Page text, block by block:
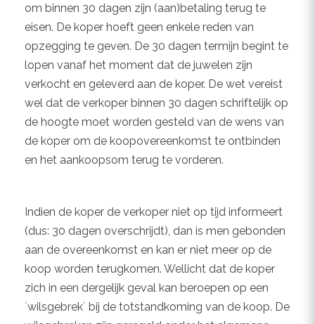
om binnen 30 dagen zijn (aan)betaling terug te
eisen. De koper hoeft geen enkele reden van
opzegging te geven. De 30 dagen termijn begint te
lopen vanaf het moment dat de juwelen zijn
verkocht en geleverd aan de koper. De wet vereist
wel dat de verkoper binnen 30 dagen schriftelijk op
de hoogte moet worden gesteld van de wens van
de koper om de koopovereenkomst te ontbinden
en het aankoopsom terug te vorderen.
Indien de koper de verkoper niet op tijd informeert
(dus: 30 dagen overschrijdt), dan is men gebonden
aan de overeenkomst en kan er niet meer op de
koop worden terugkomen. Wellicht dat de koper
zich in een dergelijk geval kan beroepen op een
´wilsgebrek´ bij de totstandkoming van de koop. De